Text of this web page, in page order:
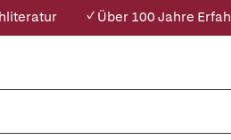
✓ Über 100 Jahre